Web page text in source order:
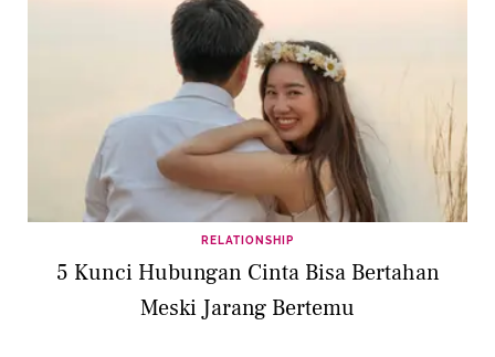
RELATIONSHIP
5 Kunci Hubungan Cinta Bisa Bertahan
Meski Jarang Bertemu